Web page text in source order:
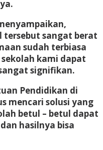
sangat berat
sudah terbiasa
kami dapat
signifikan.
Pendidikan di
mencari solusi yang
betul – betul dapat
hasilnya bisa